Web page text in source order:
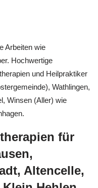
Arbeiten wie
Hochwertige
und Heilpraktiker
Wathlingen,
Winsen (Aller) wie
für
Altencelle,